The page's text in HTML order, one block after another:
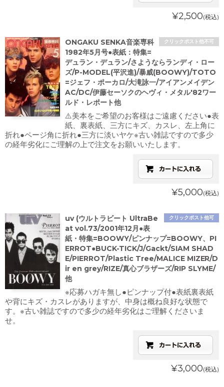
¥2,500(税込)
クリックポスト他不可
ONGAKU SENKA音楽専科
1982年5月号●表紙：特集=
デュラン・デュラン/さようならランディ・ロー
ズ/P-MODEL(平沢進)/暴威(BOOWY)/TOTO
=ジェフ・ポーカロ/大滝詠一/アイアンメイデン
AC/DC/伊藤セーソクのヘヴィ・メタル'82ワー
ルド・レポート他
⚠️美本をご希望のお客様はご遠慮ください●表
紙、裏表紙、三方にキズ、カスレ、左上角に
折れ●ページ角に折れ●三方に淡いヤケ※古い雑誌ですので多少
の経年劣化にご理解の上で注文をお願いいたします。
¥5,000(税込)
クリックポスト他可
uv (ウルトラビート UltraBe
at vol.73/2001年12月●表
紙・特集=BOOWY/ピンナップ=BOOWY、PI
ERROT●BUCK-TICK/J/Gackt/SIAM SHAD
E/PIERROT/Plastic Tree/MALICE MIZER/D
ir en grey/RIZE/真心ブラザーズ/RIP SLYME/
他
※応募ハガキ無し●ピンナップ付●表紙裏表紙
や背にキズ・カスレがありますが、中身は概ね良好な状態で
す。※古い雑誌ですので多少の経年劣化はご理解くださいま
せ。
¥3,000(税込)